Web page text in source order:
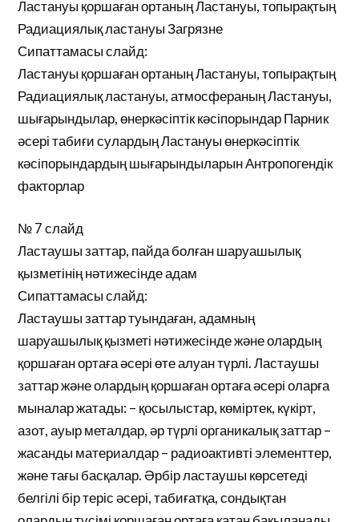
Ластануы қоршаған ортаның Ластануы, топырақтың
Радиациялық ластануы Загрязне
Сипаттамасы слайд:
Ластануы қоршаған ортаның Ластануы, топырақтың
Радиациялық ластануы, атмосфераның Ластануы,
шығарындылар, өнеркәсіптік кәсіпорындар Парник
әсері табиғи сулардың Ластануы өнеркәсіптік
кәсіпорындардың шығарындыларын Антропогендік
факторлар
№ 7 слайд
Ластаушы заттар, пайда болған шаруашылық
қызметінің нәтижесінде адам
Сипаттамасы слайд:
Ластаушы заттар туындаған, адамның
шаруашылық қызметі нәтижесінде және олардың
қоршаған ортаға әсері өте алуан түрлі. Ластаушы
заттар және олардың қоршаған ортаға әсері оларға
мыналар жатады: – қосылыстар, көміртек, күкірт,
азот, ауыр металдар, әр түрлі органикалық заттар –
жасанды материалдар – радиоактивті элементтер,
және тағы басқалар. Әрбір ластаушы көрсетеді
белгілі бір теріс әсері, табиғатқа, сондықтан